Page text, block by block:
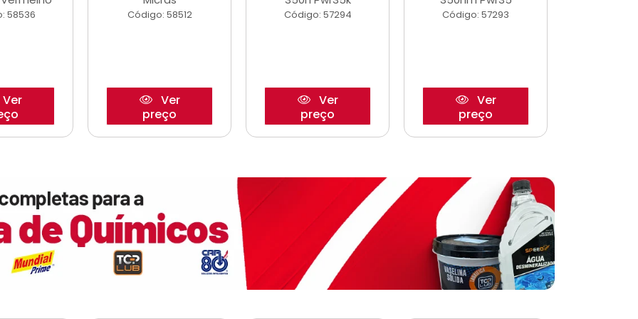
58536
Ver
Código: 58512
Ver
preço
Código: 57294
Ver
preço
Código: 57293
Ver
preço